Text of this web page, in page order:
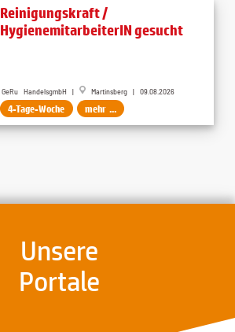
Reinigungskraft /
HygienemitarbeiterIN gesucht
GeRu HandelsgmbH | Martinsberg | 09.08.2026
4-Tage-Woche mehr ...
Unsere
Portale